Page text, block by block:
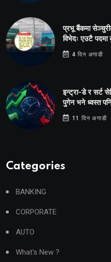
प्रभू बैंकमा
विभेदः एउटै पदमा
4 दिन अगाडी
इन्ट्रा-डे र सर्ट
पुगेन भने ध्वस्त
11 दिन अगाडी
Categories
BANKING
CORPORATE
AUTO
What's New ?